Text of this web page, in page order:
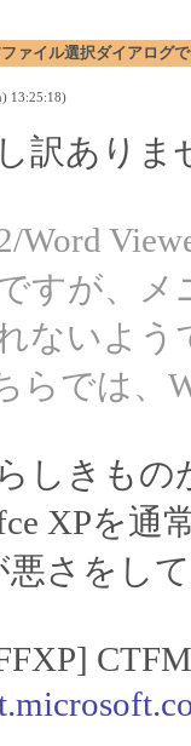
ァイル選択ダイアログ
13:25:18)
訳ありま
Word
すが、メ
ないよう
らでは、
しきもの
XPを通
悪さをし